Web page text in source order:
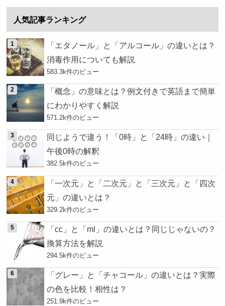
人気記事ランキング
「エタノール」と「アルコール」の違いとは？
消毒作用についても解説
583.3k件のビュー
「概念」の意味とは？例文付きで英語まで簡単
にわかりやすく解説
571.2k件のビュー
同じようで違う！「0時」と「24時」の違い｜
午後0時の解釈
382.5k件のビュー
「一次元」と「二次元」と「三次元」と「四次
元」の違いとは？
329.2k件のビュー
「cc」と「ml」の違いとは？同じじゃないの？
換算方法を解説
294.5k件のビュー
「グレー」と「チャコール」の違いとは？実際
の色を比較！相性は？
251.9k件のビュー